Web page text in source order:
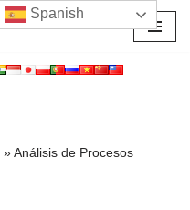
»Análisis de Procesos
Spanish